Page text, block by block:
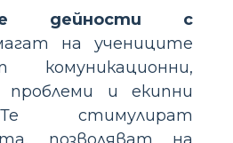
дейности с
на учениците
и екипни
стимулират